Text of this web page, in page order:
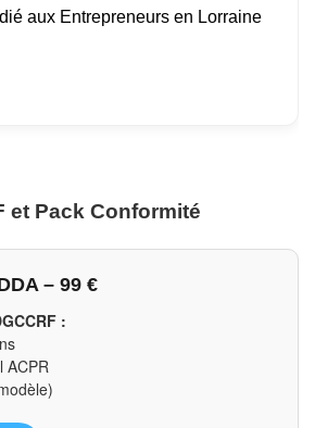
aux Entrepreneurs en Lorraine
et Pack Conformité
– 99 €
:
ACPR